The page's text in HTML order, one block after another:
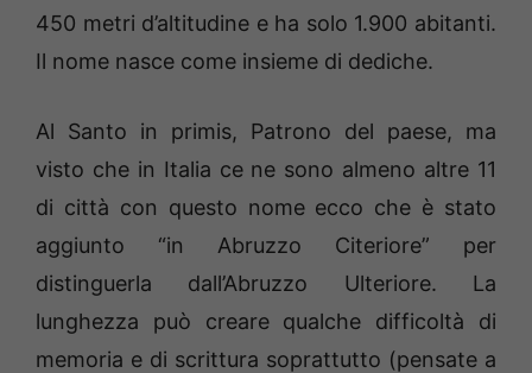
450 metri d’altitudine e ha solo 1.900 abitanti.
Il nome nasce come insieme di dediche.
Al Santo in primis, Patrono del paese, ma
visto che in Italia ce ne sono almeno altre 11
di città con questo nome ecco che è stato
aggiunto “in Abruzzo Citeriore” per
distinguerla dall’Abruzzo Ulteriore. La
lunghezza può creare qualche difficoltà di
memoria e di scrittura soprattutto (pensate a